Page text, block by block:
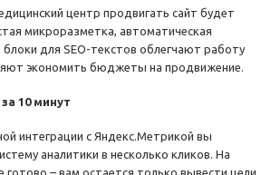
центр продвигать сайт будет
микроразметка, автоматическая
блоки для SEO-текстов облегчают работу
экономить бюджеты на продвижение.
10 минут
интеграции с Яндекс.Метрикой вы
аналитики в несколько кликов. На
готово – вам остается только вывести цели